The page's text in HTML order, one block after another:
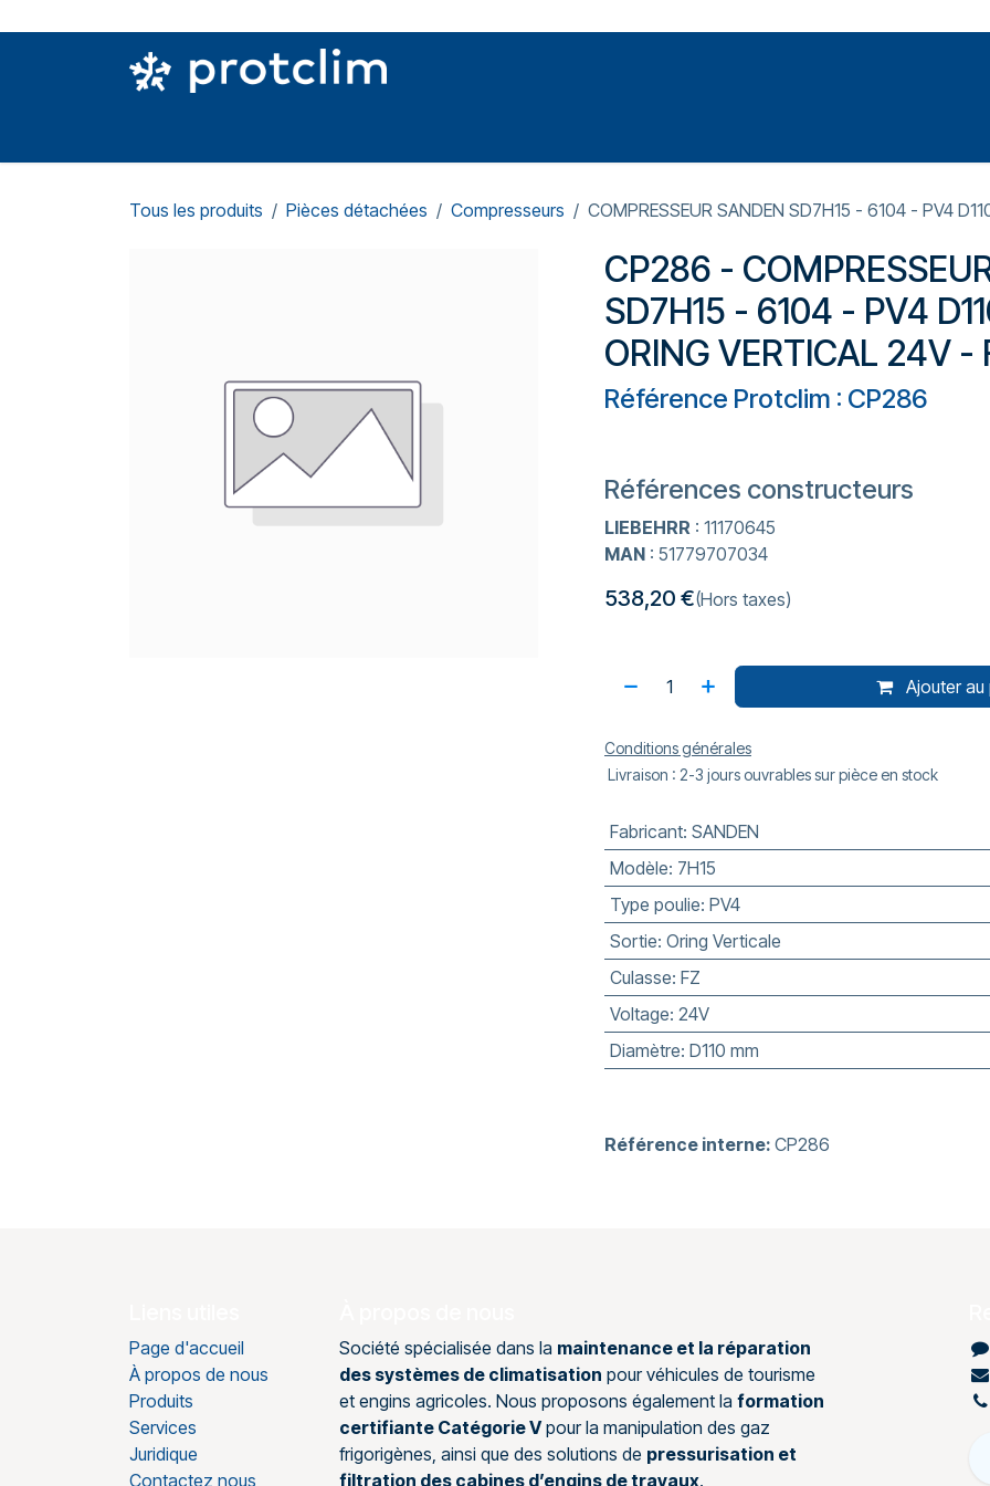
Tous les produits Pièces détachées Compresseurs COMPRESSEUR SANDEN SD7H15 - 6104 - PV4
CP286 -
SD7H15 - 6104 - PV4
ORING VERTICAL 24V
Référence Protclim : CP286
Références constructeurs
LIEBEHRR: 11170645
MAN: 51779707034
538,20 €(Hors taxes)
Ajouter au
Conditions générales
Livraison : 2-3 jours ouvrables sur pièce en stock
Fabricant: SANDEN
Modèle: 7H15
Type poulie: PV4
Sortie: Oring Verticale
Culasse: FZ
Voltage: 24V
Diamètre: D110 mm
Référence interne: CP286
Page d'accueil
À propos de nous
Produits
Services
Juridique
Contactez nous
Société spécialisée dans la maintenance et la réparation
des systèmes de climatisation pour véhicules de tourisme
et engins agricoles. Nous proposons également la formation
certifiante Catégorie Vpour la manipulation des gaz
frigorigènes, ainsi que des solutions de pressurisation et
filtration des cabines d’engins de travaux.